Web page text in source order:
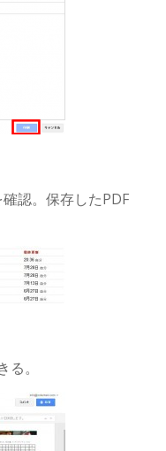
認。保存したPDF
。